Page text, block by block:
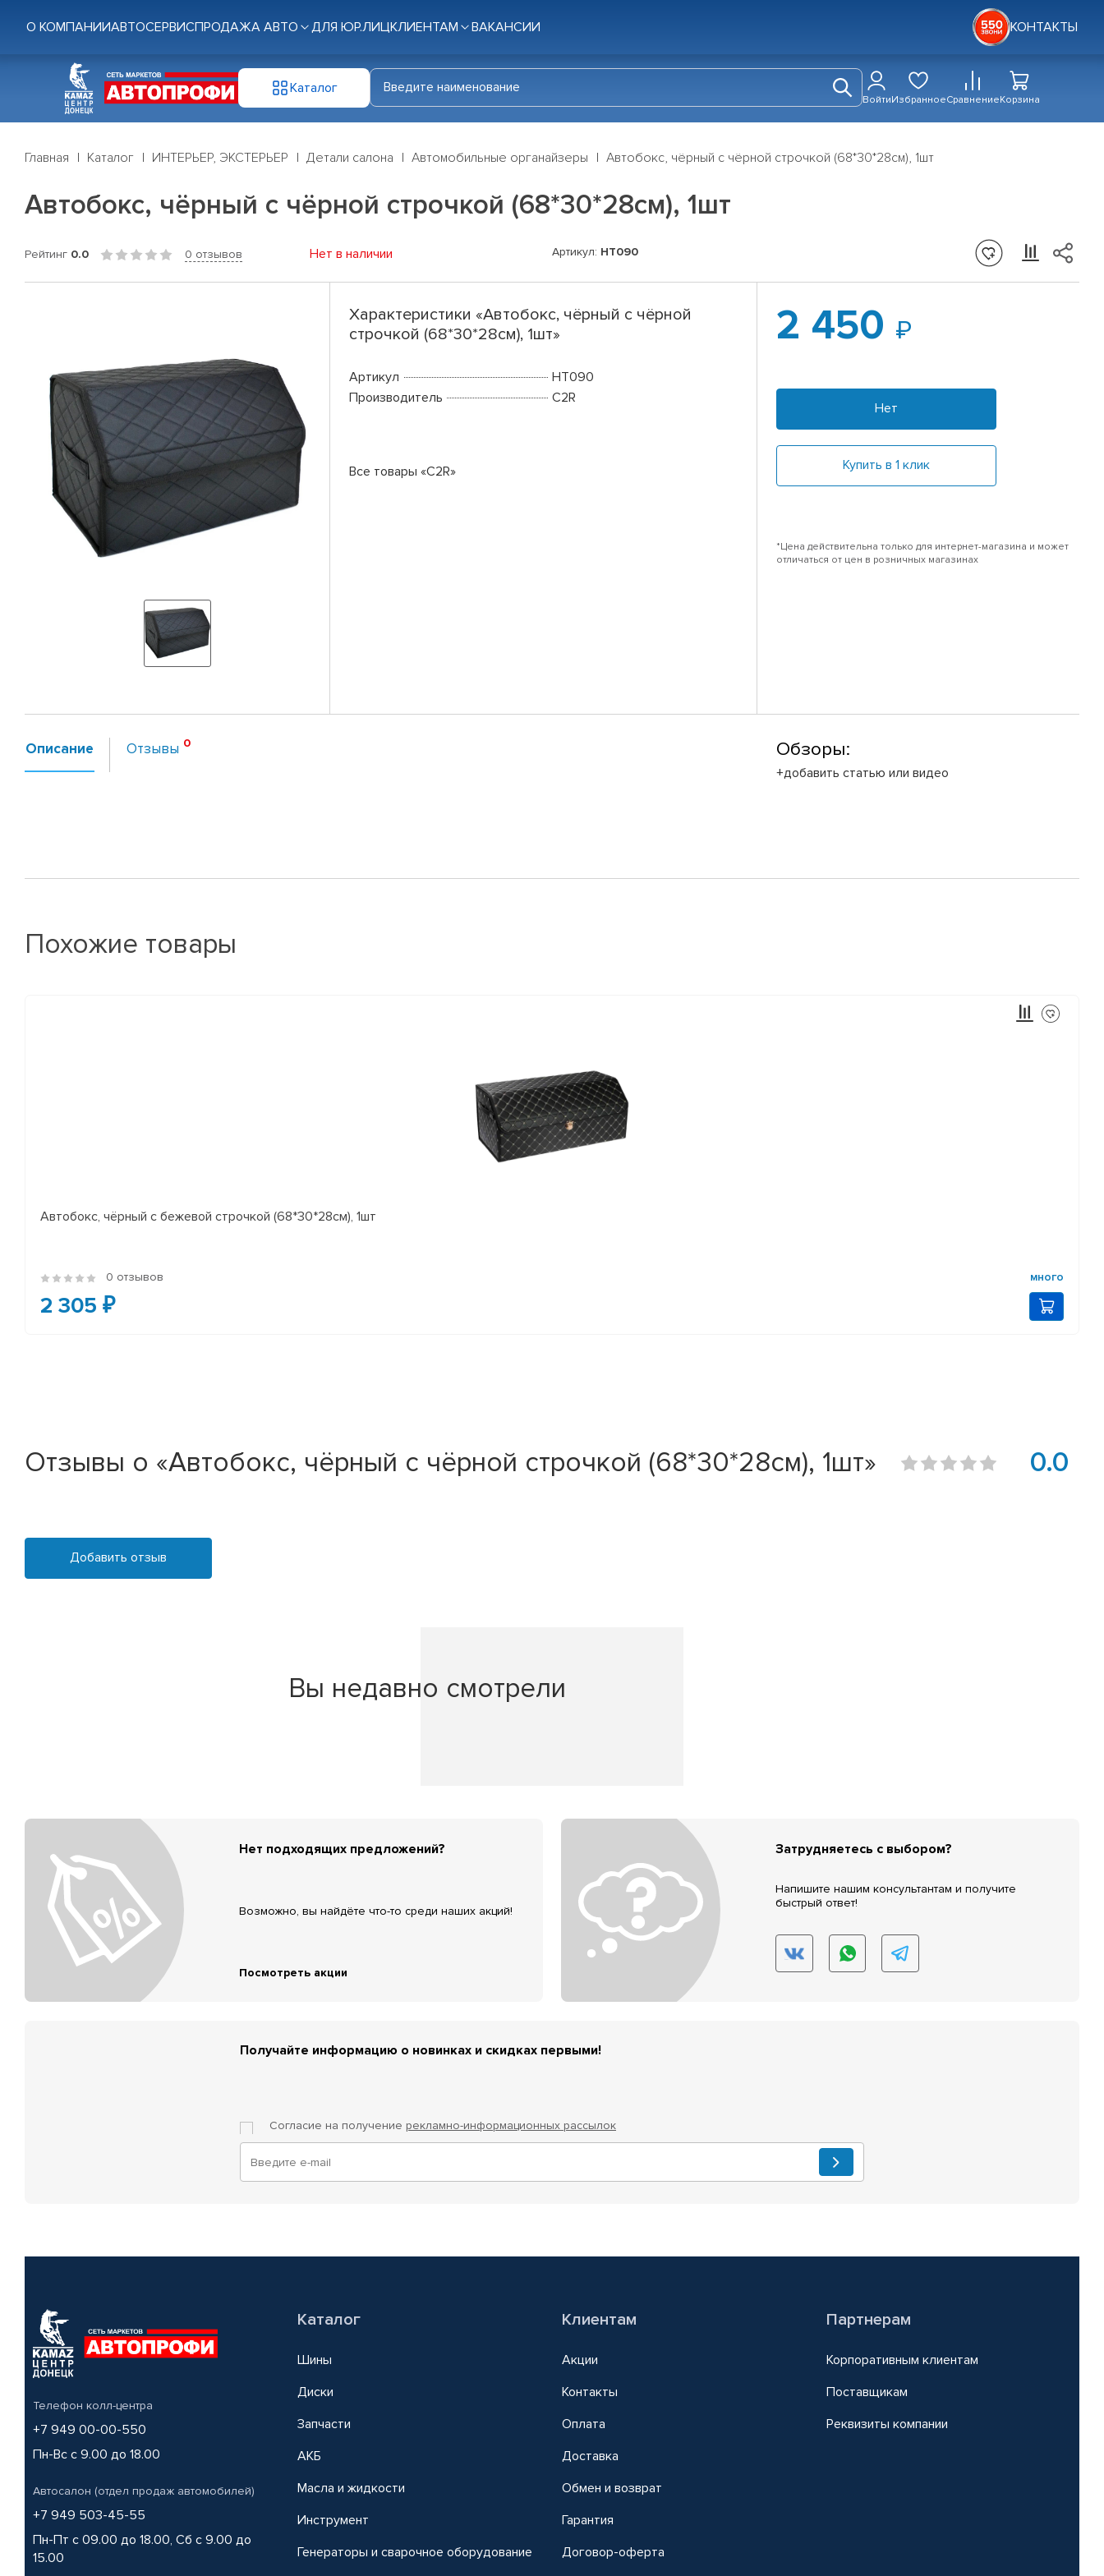
О КОМПАНИИАВТОСЕРВИСПРОДАЖА АВТО ДЛЯ ЮР.ЛИЦКЛИЕНТАМ ВАКАНСИИ КОНТАКТЫ
Каталог
ВойтиИзбранноеСравнениеКорзина
Главная Каталог ИНТЕРЬЕР, ЭКСТЕРЬЕР Детали салона Автомобильные органайзеры Автобокс, чёрный с чёрной строчкой (68*30*28см), 1шт
Автобокс, чёрный с чёрной строчкой (68*30*28см), 1шт
Рейтинг 0.0 0 отзывов Нет в наличии Артикул: HT090
Характеристики «Автобокс, чёрный с чёрной
строчкой (68*30*28см), 1шт»
Артикул
HT090
Производитель
C2R
Все товары «C2R»
2 450
Нет
Купить в 1 клик
*Цена действительна только для интернет-магазина и может
отличаться от цен в розничных магазинах
Описание Отзывы Обзоры:
+добавить статью или видео
Похожие товары
Автобокс, чёрный с бежевой строчкой (68*30*28см), 1шт
0 отзывов много
2 305 ₽
Отзывы о «Автобокс, чёрный с чёрной строчкой (68*30*28см), 1шт» 0.0
Добавить отзыв
Вы недавно смотрели
Нет подходящих предложений?
Возможно, вы найдёте что-то среди наших акций!
Посмотреть акции
Затрудняетесь с выбором?
Напишите нашим консультантам и получите
быстрый ответ!
Получайте информацию о новинках и скидках первыми!
Согласие на получение рекламно-информационных рассылок
Телефон колл-центра
+7 949 00-00-550
Пн-Вс с 9.00 до 18.00
Автосалон (отдел продаж автомобилей)
+7 949 503-45-55
Пн-Пт с 09.00 до 18.00, Сб с 9.00 до
15.00
Каталог
Шины
Диски
Запчасти
АКБ
Масла и жидкости
Инструмент
Генераторы и сварочное оборудование
Клиентам
Акции
Контакты
Оплата
Доставка
Обмен и возврат
Гарантия
Договор-оферта
Партнерам
Корпоративным клиентам
Поставщикам
Реквизиты компании